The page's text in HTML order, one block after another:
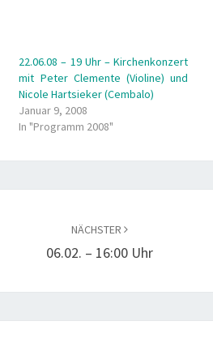
22.06.08 – 19 Uhr – Kirchenkonzert
mit Peter Clemente (Violine) und
Nicole Hartsieker (Cembalo)
Januar 9, 2008
In "Programm 2008"
NÄCHSTER
06.02. – 16:00 Uhr